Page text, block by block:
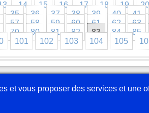
14 15 16 17 18 19
35 36 37 38 39 40 41
57 58 59 60 61 62 63
79 80 81 82 83 84 85
101 102 103 104 105
Plan
Webmaster
Partenaires
En savoir plus
et vous proposer des services et une